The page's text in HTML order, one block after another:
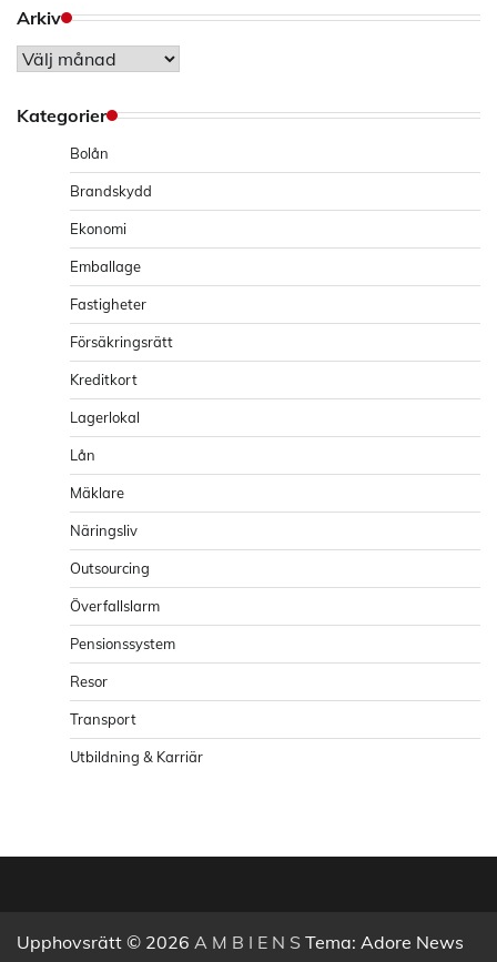
Arkiv
Arkiv
Kategorier
Bolån
Brandskydd
Ekonomi
Emballage
Fastigheter
Försäkringsrätt
Kreditkort
Lagerlokal
Lån
Mäklare
Näringsliv
Outsourcing
Överfallslarm
Pensionssystem
Resor
Transport
Utbildning & Karriär
Upphovsrätt © 2026 A M B I E N S Tema: Adore News